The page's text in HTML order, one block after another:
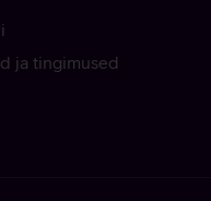
ja tingimused